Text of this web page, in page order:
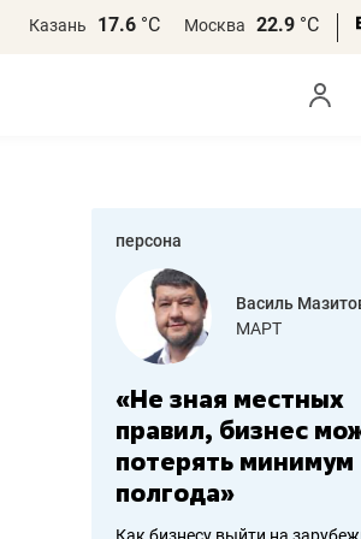
Казань 17.6 °С Москва 22.9 °С
персона
Василь
МАРТ
«Не зная местных
правил, бизнес
потерять минимум
полгода»